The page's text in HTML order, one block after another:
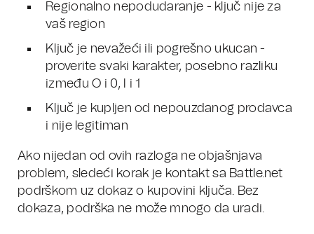
Regionalno nepodudaranje - ključ nije za
vaš region
Ključ je nevažeći ili pogrešno ukucan -
proverite svaki karakter, posebno razliku
između O i 0, I i 1
Ključ je kupljen od nepouzdanog prodavca
i nije legitiman
Ako nijedan od ovih razloga ne objašnjava
problem, sledeći korak je kontakt sa Battle.net
podrškom uz dokaz o kupovini ključa. Bez
dokaza, podrška ne može mnogo da uradi.